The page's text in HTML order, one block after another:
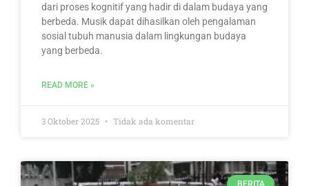
dari proses kognitif yang hadir di dalam budaya yang
berbeda. Musik dapat dihasilkan oleh pengalaman
sosial tubuh manusia dalam lingkungan budaya
yang berbeda.
READ MORE »
3 Oktober 2025 Tidak ada komentar
BERITA